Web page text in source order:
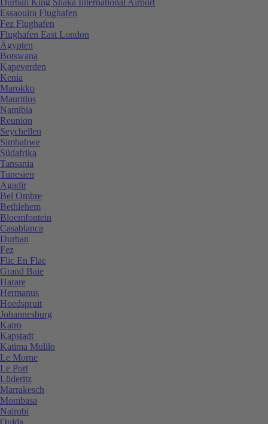
Essaouira Flughafen
Fez Flughafen
Flughafen East London
Ägypten
Botswana
Kapeverden
Kenia
Marokko
Mauritius
Namibia
Reunion
Seychellen
Simbabwe
Südafrika
Tansania
Tunesien
Agadir
Bel Ombre
Bethlehem
Bloemfontein
Casablanca
Durban
Fez
Flic En Flac
Grand Baie
Harare
Hermanus
Hoedspruit
Johannesburg
Kairo
Kapstadt
Katima Mulilo
Le Morne
Le Port
Lüderitz
Marrakesch
Mombasa
Nairobi
Oujda